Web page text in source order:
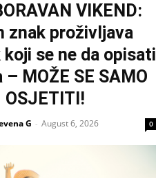
VIKEND:
znak proživljava
se ne da opisati
– MOŽE SE SAMO
OSJETITI!
G - August 6, 2026 0